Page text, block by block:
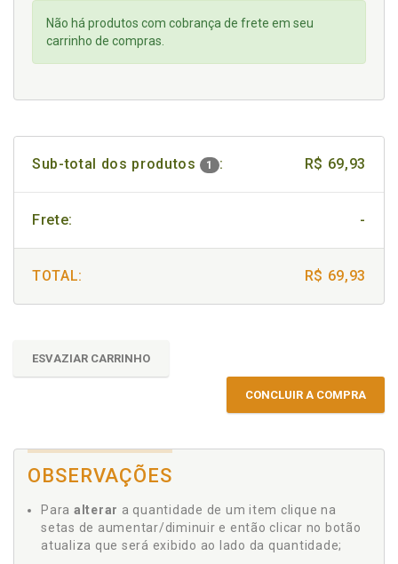
Não há produtos com cobrança de frete em seu
carrinho de compras.
Sub-total dos produtos 1 : R$ 69,93
Frete: -
TOTAL: R$ 69,93
ESVAZIAR CARRINHO
CONCLUIR A COMPRA
OBSERVAÇÕES
Para alterar a quantidade de um item clique na
setas de aumentar/diminuir e então clicar no botão
atualiza que será exibido ao lado da quantidade;